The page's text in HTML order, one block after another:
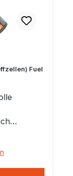
Fuel
+ 50° C